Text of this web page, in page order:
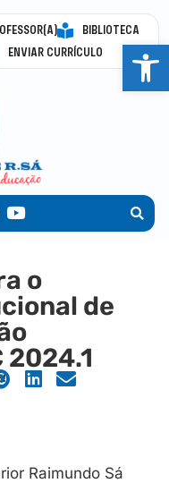
BIBLIOTECA
ENVIAR CURRÍCULO
o
de
2024.1
Raimundo Sá
Abrir